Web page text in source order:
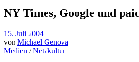
NY Times, Google und
15. Juli 2004
von Michael Genova
Medien /Netzkultur